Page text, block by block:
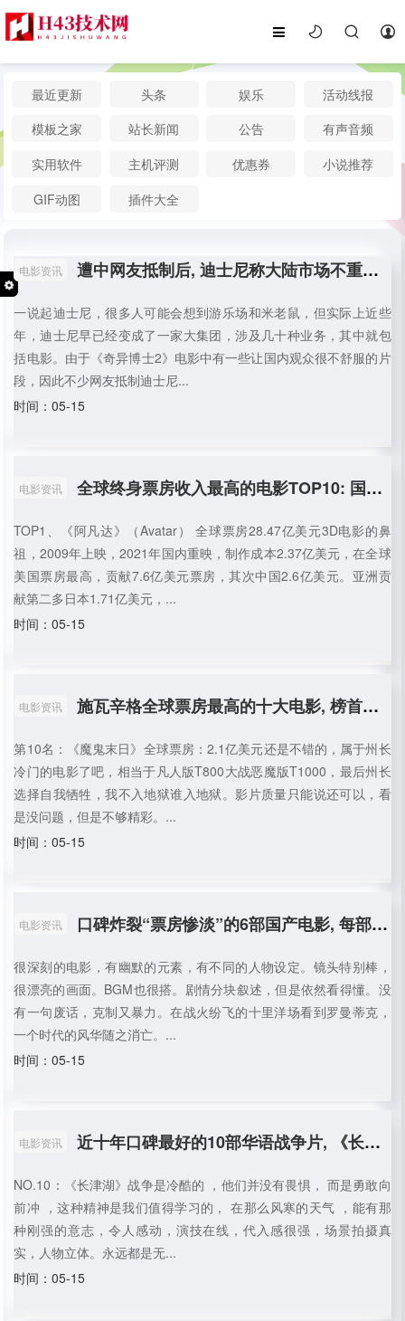
最近更新 头条 娱乐
活动线报
模板之家
站长新闻 公告
有声音频
实用软件
主机评测 优惠券
小说推荐
GIF动图
插件大全
电影资讯 遭中网友抵制后, 迪士尼称大陆市场不重要, 接下来一刻令其低头认错
一说起迪士尼，很多人可能会想到游乐场和米老鼠，但实际上近些
年，迪士尼早已经变成了一家大集团，涉及几十种业务，其中就包
括电影。由于《奇异博士2》电影中有一些让国内观众很不舒服的片
段，因此不少网友抵制迪士尼...
时间：05-15
电影资讯 全球终身票房收入最高的电影TOP10: 国产电影有三部挤进前TOP100
TOP1、《阿凡达》（Avatar） 全球票房28.47亿美元3D电影的鼻
祖，2009年上映，2021年国内重映，制作成本2.37亿美元，在全球
美国票房最高，贡献7.6亿美元票房，其次中国2.6亿美元。亚洲贡
献第二多日本1.71亿美元，...
时间：05-15
电影资讯 施瓦辛格全球票房最高的十大电影, 榜首是无可撼动的经典
第10名：《魔鬼末日》全球票房：2.1亿美元还是不错的，属于州长
冷门的电影了吧，相当于凡人版T800大战恶魔版T1000，最后州长
选择自我牺牲，我不入地狱谁入地狱。影片质量只能说还可以，看
是没问题，但是不够精彩。...
时间：05-15
电影资讯 口碑炸裂“票房惨淡”的6部国产电影, 每部都是被低估的经典神作
很深刻的电影，有幽默的元素，有不同的人物设定。镜头特别棒，
很漂亮的画面。BGM也很搭。剧情分块叙述，但是依然看得懂。没
有一句废话，克制又暴力。在战火纷飞的十里洋场看到罗曼蒂克，
一个时代的风华随之消亡。...
时间：05-15
电影资讯 近十年口碑最好的10部华语战争片, 《长津湖》垫底, 第一实至名归
NO.10：《长津湖》战争是冷酷的 ，他们并没有畏惧， 而是勇敢向
前冲 ，这种精神是我们值得学习的， 在那么风寒的天气 ，能有那
种刚强的意志，令人感动，演技在线，代入感很强，场景拍摄真
实，人物立体。永远都是无...
时间：05-15